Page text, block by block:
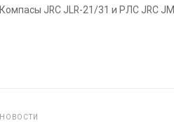
Компасы JRC JLR-21/31 и РЛС JRC
НОВОСТИ